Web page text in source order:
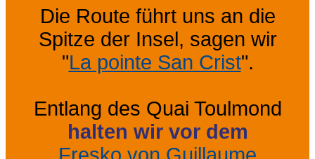
Die Route führt uns an die
Spitze der Insel, sagen wir
"La pointe San Crist".
Entlang des Quai Toulmond
halten wir vor dem
Fresko von Guillaume